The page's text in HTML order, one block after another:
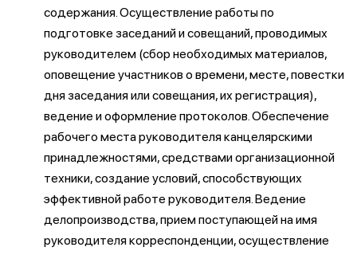
содержания. Осуществление работы по
подготовке заседаний и совещаний, проводимых
руководителем (сбор необходимых материалов,
оповещение участников о времени, месте, повестки
дня заседания или совещания, их регистрация),
ведение и оформление протоколов. Обеспечение
рабочего места руководителя канцелярскими
принадлежностями, средствами организационной
техники, создание условий, способствующих
эффективной работе руководителя. Ведение
делопроизводства, прием поступающей на имя
руководителя корреспонденции, осуществление